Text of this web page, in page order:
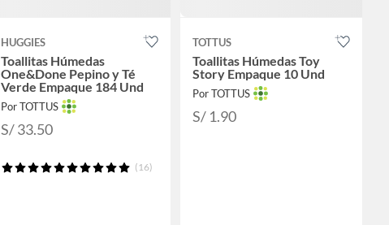
HUGGIES
Toallitas Húmedas
One&Done Pepino y Té
Verde Empaque 184 Und
Por TOTTUS
S/ 33.50
(16)
TOTTUS
Toallitas Húmedas Toy
Story Empaque 10 Und
Por TOTTUS
S/ 1.90